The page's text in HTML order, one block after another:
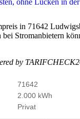
in 71642
Stromanbietern
by